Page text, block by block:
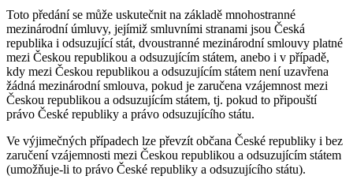
Toto předání se může uskutečnit na základě mnohostranné
mezinárodní úmluvy, jejímiž smluvními stranami jsou Česká
republika i odsuzující stát, dvoustranné mezinárodní smlouvy platné
mezi Českou republikou a odsuzujícím státem, anebo i v případě,
kdy mezi Českou republikou a odsuzujícím státem není uzavřena
žádná mezinárodní smlouva, pokud je zaručena vzájemnost mezi
Českou republikou a odsuzujícím státem, tj. pokud to připouští
právo České republiky a právo odsuzujícího státu.
Ve výjimečných případech lze převzít občana České republiky i bez
zaručení vzájemnosti mezi Českou republikou a odsuzujícím státem
(umožňuje-li to právo České republiky a odsuzujícího státu).